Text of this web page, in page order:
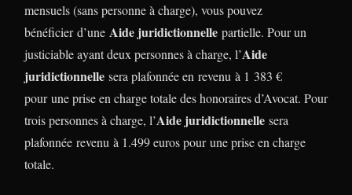
mensuels (sans personne à charge), vous pouvez
bénéficier d’une Aide juridictionnelle partielle. Pour un
justiciable ayant deux personnes à charge, l’Aide
juridictionnelle sera plafonnée en revenu à 1 383 €
pour une prise en charge totale des honoraires d’Avocat. Pour
trois personnes à charge, l’Aide juridictionnelle sera
plafonnée revenu à 1.499 euros pour une prise en charge
totale.